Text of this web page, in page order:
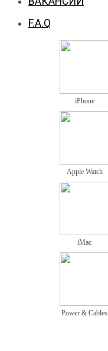
F.A.Q
iPhone
Apple Watch
iMac
Power & Cables